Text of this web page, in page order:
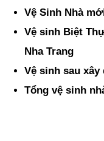
Vệ Sinh Nhà
Vệ sinh Biệt
Nha Trang
Vệ sinh sau xây
Tổng vệ sinh